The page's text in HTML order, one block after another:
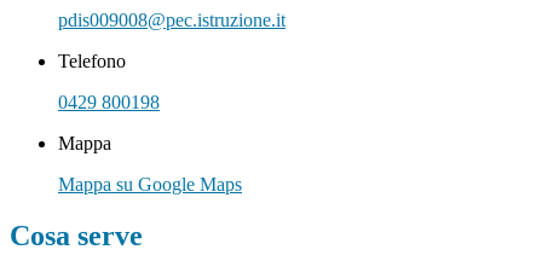
pdis009008@pec.istruzione.it
Telefono
0429 800198
Mappa
Mappa su Google Maps
Cosa serve